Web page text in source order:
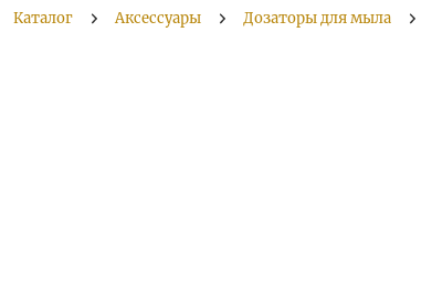
Каталог Аксессуары Дозаторы для мыла